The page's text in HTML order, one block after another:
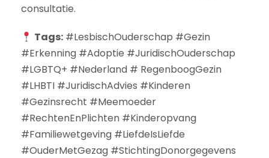
consultatie.
Tags: #LesbischOuderschap #Gezin
#Erkenning #Adoptie #JuridischOuderschap
#LGBTQ+ #Nederland # RegenboogGezin
#LHBTI #JuridischAdvies #Kinderen
#Gezinsrecht #Meemoeder
#RechtenEnPlichten #Kinderopvang
#Familiewetgeving #LiefdeIsLiefde
#OuderMetGezag #StichtingDonorgegevens